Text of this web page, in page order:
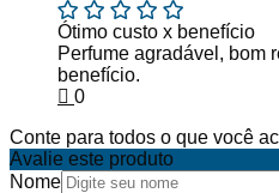
Ótimo custo x benefício
Perfume agradável, bom
benefício.
0
Conte para todos o que você
Avalie este produto
Nome